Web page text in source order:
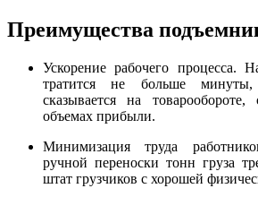
Преимущества
Ускорение рабочего процесса.
тратится не больше
сказывается на
объемах прибыли.
Минимизация труда
ручной переноски тонн груза
штат грузчиков с хорошей